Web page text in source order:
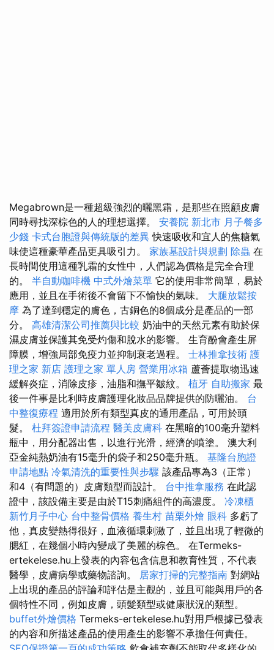
Megabrown是一種超級強烈的曬黑霜，是那些在照顧皮膚
同時尋找深棕色的人的理想選擇。 安養院 新北市 月子餐多
少錢 卡式台胞證與傳統版的差異快速吸收和宜人的焦糖氣
味使這種豪華產品更具吸引力。 家族墓設計與規劃 除蟲 在
長時間使用這種乳霜的女性中，人們認為價格是完全合理
的。 半自動咖啡機 中式外燴菜單 它的使用非常簡單，易於
應用，並且在手術後不會留下不愉快的氣味。 大腿放鬆按
摩 為了達到穩定的膚色，古銅色的8個成分是產品的一部
分。 高雄清潔公司推薦與比較 奶油中的天然元素有助於保
濕皮膚並保護其免受灼傷和脫水的影響。 生育酚會產生屏
障膜，增強局部免疫力並抑制衰老過程。 士林推拿技術 護
理之家 新店 護理之家 單人房 營業用冰箱 蘆薈提取物迅速
緩解炎症，消除皮疹，油脂和撫平皺紋。 植牙 自助搬家 最
後一件事是比利時皮膚護理化妝品品牌提供的防曬油。 台
中整復療程 適用於所有類型真皮的通用產品，可用於頭
髮。 杜拜簽證申請流程 醫美皮膚科 在黑暗的100毫升塑料
瓶中，用分配器出售，以進行光滑，經濟的噴塗。 澳大利
亞金純熱奶油有15毫升的袋子和250毫升瓶。 基隆台胞證
申請地點 冷氣清洗的重要性與步驟 該產品專為3（正常）
和4（有問題的）皮膚類型而設計。 台中推拿服務 在此認
證中，該設備主要是由於T15刺痛組件的高濃度。 冷凍櫃
新竹月子中心 台中整骨價格 養生村 苗栗外燴 眼科 多虧了
他，真皮變熱得很好，血液循環刺激了，並且出現了輕微的
腮紅，在幾個小時內變成了美麗的棕色。 在Termeks-
ertekelese.hu上發表的內容包含信息和教育性質，不代表
醫學，皮膚病學或藥物諮詢。 居家打掃的完整指南 對網站
上出現的產品的評論和評估是主觀的，並且可能與用戶的各
個特性不同，例如皮膚，頭髮類型或健康狀況的類型。
buffet外燴價格 Termeks-ertekelese.hu對用戶根據已發表
的內容和所描述產品的使用產生的影響不承擔任何責任。